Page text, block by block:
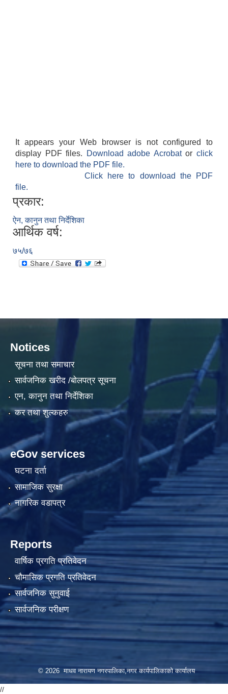
It appears your Web browser is not configured to
display PDF files.
Download adobe Acrobatorclick
here to download the PDF file.
Click here to download the PDF
file.
प्रकार:
ऐन, कानुन तथा निर्देशिका
आर्थिक वर्ष:
७५/७६
Notices
सूचना तथा समाचार
सार्वजनिक खरीद /बोलपत्र सूचना
एन, कानुन तथा निर्देशिका
कर तथा शुल्कहरु
eGov services
घटना दर्ता
सामाजिक सुरक्षा
नागरिक वडापत्र
Reports
वार्षिक प्रगति प्रतिवेदन
चौमासिक प्रगति प्रतिवेदन
सार्वजनिक सुनुवाई
सार्वजनिक परीक्षण
© 2026 माधव नारायण नगरपालिका,नगर कार्यपालिकाको कार्यालय
//